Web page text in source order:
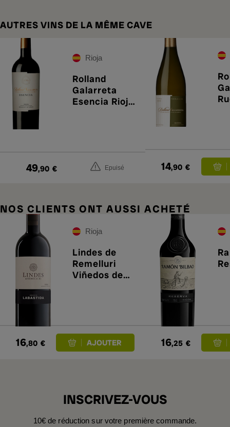
AUTRES VINS DE LA MÊME CAVE
Rioja
Rolland
Galarreta
Esencia Rioja
49,90 € Epuisé 14,90 €
NOS CLIENTS ONT AUSSI ACHETÉ
Rioja
Lindes de
Remelluri
Viñedos de
16,80 € 16,25 €
INSCRIVEZ-VOUS
10€ de réduction sur votre première commande.